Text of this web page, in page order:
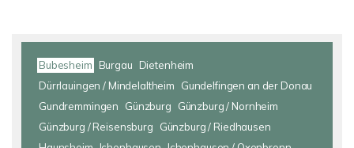
Bubesheim Burgau
Dietenheim
Dürrlauingen / Mindelaltheim
Gundelfingen an der Donau
Gundremmingen
Günzburg
Günzburg / Nornheim
Günzburg / Reisensburg
Günzburg / Riedhausen